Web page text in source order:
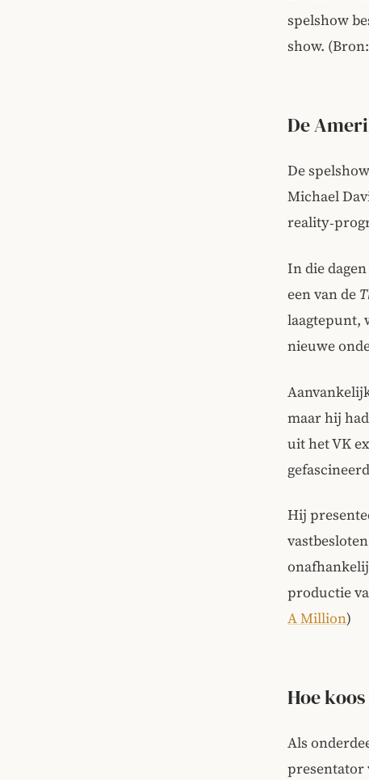
spelshow
show. (Bron:
De
De
Michael
In die
een van de
laagtepunt,
nieuwe
maar hij
uit het VK
Hij
productie
A Million)
Hoe
Als
presentator